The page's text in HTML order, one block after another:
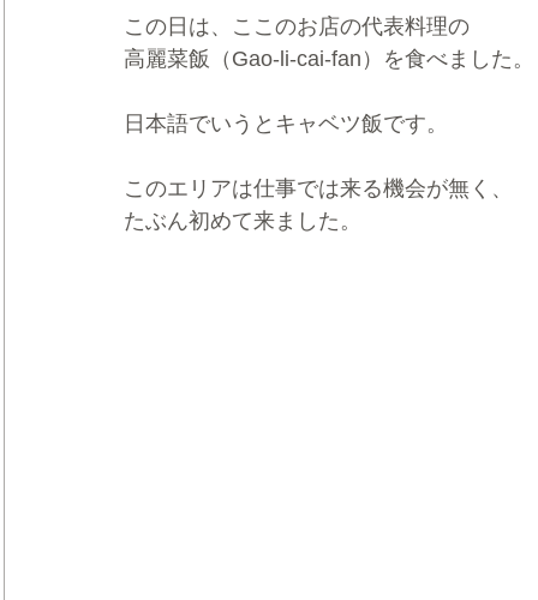
この日は、ここのお店の代表料理の
高麗菜飯（Gao-li-cai-fan）を食べました。
日本語でいうとキャベツ飯です。
このエリアは仕事では来る機会が無く、
たぶん初めて来ました。